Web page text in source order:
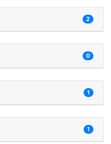
2
0
1
1